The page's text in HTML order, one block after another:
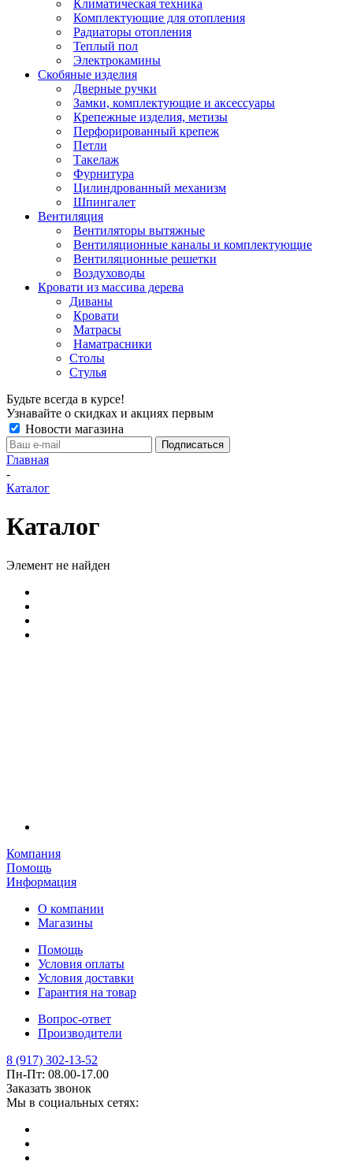
Климатическая техника
Комплектующие для отопления
Радиаторы отопления
Теплый пол
Электрокамины
Скобяные изделия
Дверные ручки
Замки, комплектующие и аксессуары
Крепежные изделия, метизы
Перфорированный крепеж
Петли
Такелаж
Фурнитура
Цилиндрованный механизм
Шпингалет
Вентиляция
Вентиляторы вытяжные
Вентиляционные каналы и комплектующие
Вентиляционные решетки
Воздуховоды
Кровати из массива дерева
Диваны
Кровати
Матрасы
Наматрасники
Столы
Стулья
Будьте всегда в курсе!
Узнавайте о скидках и акциях первым
Новости магазина
Главная
-
Каталог
Каталог
Элемент не найден
Компания
Помощь
Информация
О компании
Магазины
Помощь
Условия оплаты
Условия доставки
Гарантия на товар
Вопрос-ответ
Производители
8 (917) 302-13-52
Пн-Пт: 08.00-17.00
Заказать звонок
Мы в социальных сетях: